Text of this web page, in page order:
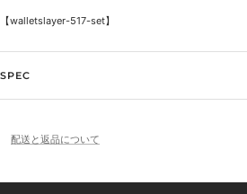
【walletslayer-517-set】
SPEC
配送と返品について